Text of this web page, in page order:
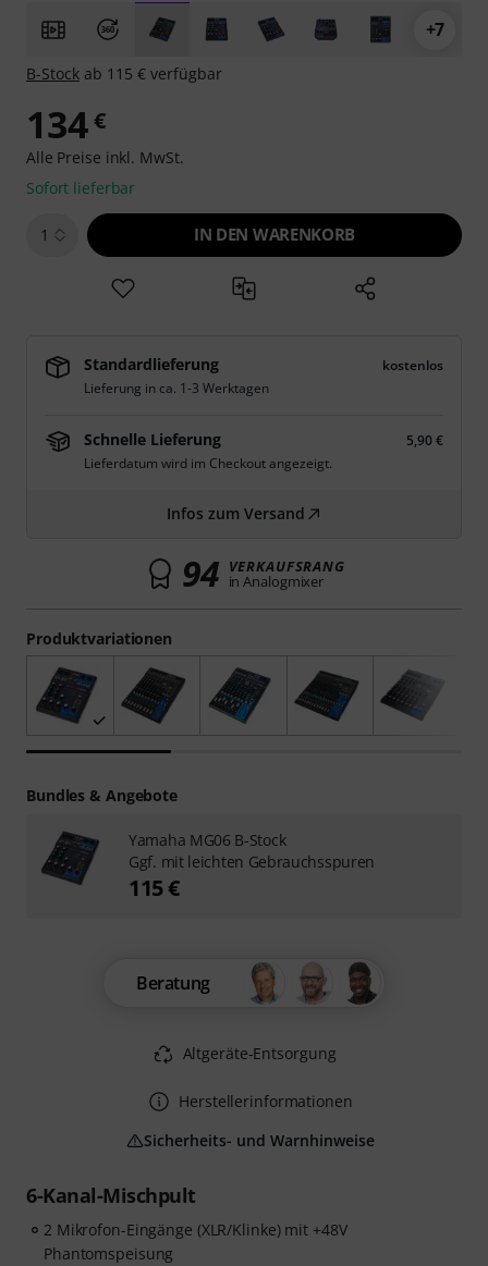
+7
6-Kanal-Mischpult
2 Mikrofon-Eingänge (XLR/Klinke) mit +48V
Phantomspeisung
Produktvariationen
B-Stock ab 115 € verfügbar
134€
Alle Preise inkl. MwSt.
Sofort lieferbar
1 IN DEN WARENKORB
Standardlieferung
kostenlos
Lieferung in ca. 1-3 Werktagen
Schnelle Lieferung
5,90 €
Lieferdatum wird im Checkout angezeigt.
Infos zum Versand
94 VERKAUFSRANG
in Analogmixer
Beratung
Altgeräte-Entsorgung
Herstellerinformationen
Sicherheits- und Warnhinweise
Bundles & Angebote
Yamaha MG06 B-Stock
Ggf. mit leichten Gebrauchsspuren
115 €